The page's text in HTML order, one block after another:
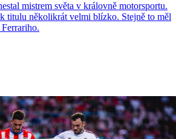
mistrem světa v královně motorsportu.
titulu několikrát velmi blízko. Stejně to měl